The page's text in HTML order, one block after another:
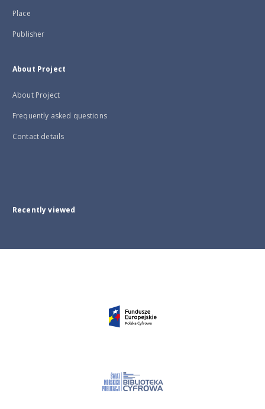
Place
Publisher
About Project
About Project
Frequently asked questions
Contact details
Recently viewed